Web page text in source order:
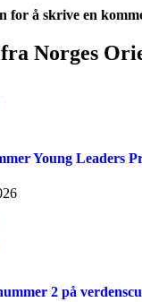
for å skrive en
fra Norges
Young Leaders
2 på